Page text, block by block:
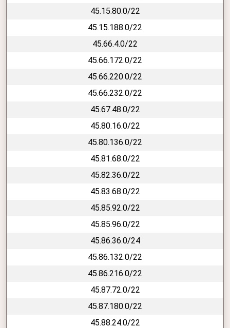
45.15.80.0/22
45.15.188.0/22
45.66.4.0/22
45.66.172.0/22
45.66.220.0/22
45.66.232.0/22
45.67.48.0/22
45.80.16.0/22
45.80.136.0/22
45.81.68.0/22
45.82.36.0/22
45.83.68.0/22
45.85.92.0/22
45.85.96.0/22
45.86.36.0/24
45.86.132.0/22
45.86.216.0/22
45.87.72.0/22
45.87.180.0/22
45.88.24.0/22